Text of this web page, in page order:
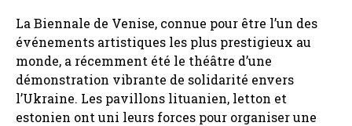
La Biennale de Venise, connue pour être l’un des
événements artistiques les plus prestigieux au
monde, a récemment été le théâtre d’une
démonstration vibrante de solidarité envers
l’Ukraine. Les pavillons lituanien, letton et
estonien ont uni leurs forces pour organiser une